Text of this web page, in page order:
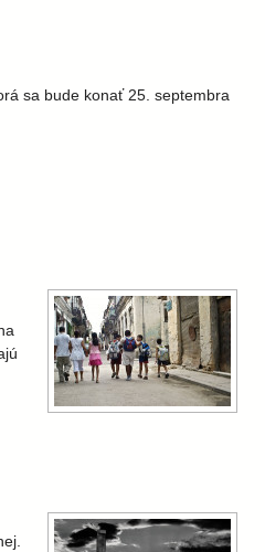
sa bude konať 25. septembra